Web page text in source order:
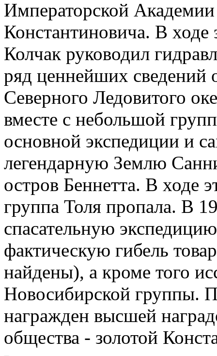
Императорской
Константиновича. В ходе
Колчак руководил
ряд ценнейших
Северного Ледовитого
вместе с небольшой
основной экспедиции и
легендарную Землю
остров Беннетта. В ходе
группа Толя пропала. В
спасательную
фактическую гибель
найдены), а кроме того
Новосибирской группы.
награжден высшей
общества - золотой